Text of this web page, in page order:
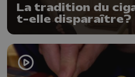
La tradition du
t-elle disparaître?